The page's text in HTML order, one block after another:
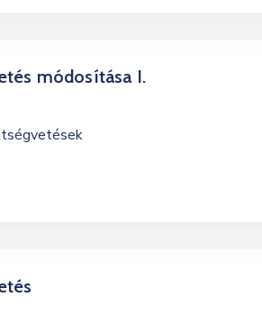
módosítása I.